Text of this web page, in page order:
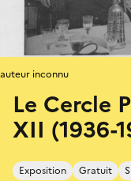
Le Cercle
XII (1936-
Exposition Gratuit
auteur inconnu